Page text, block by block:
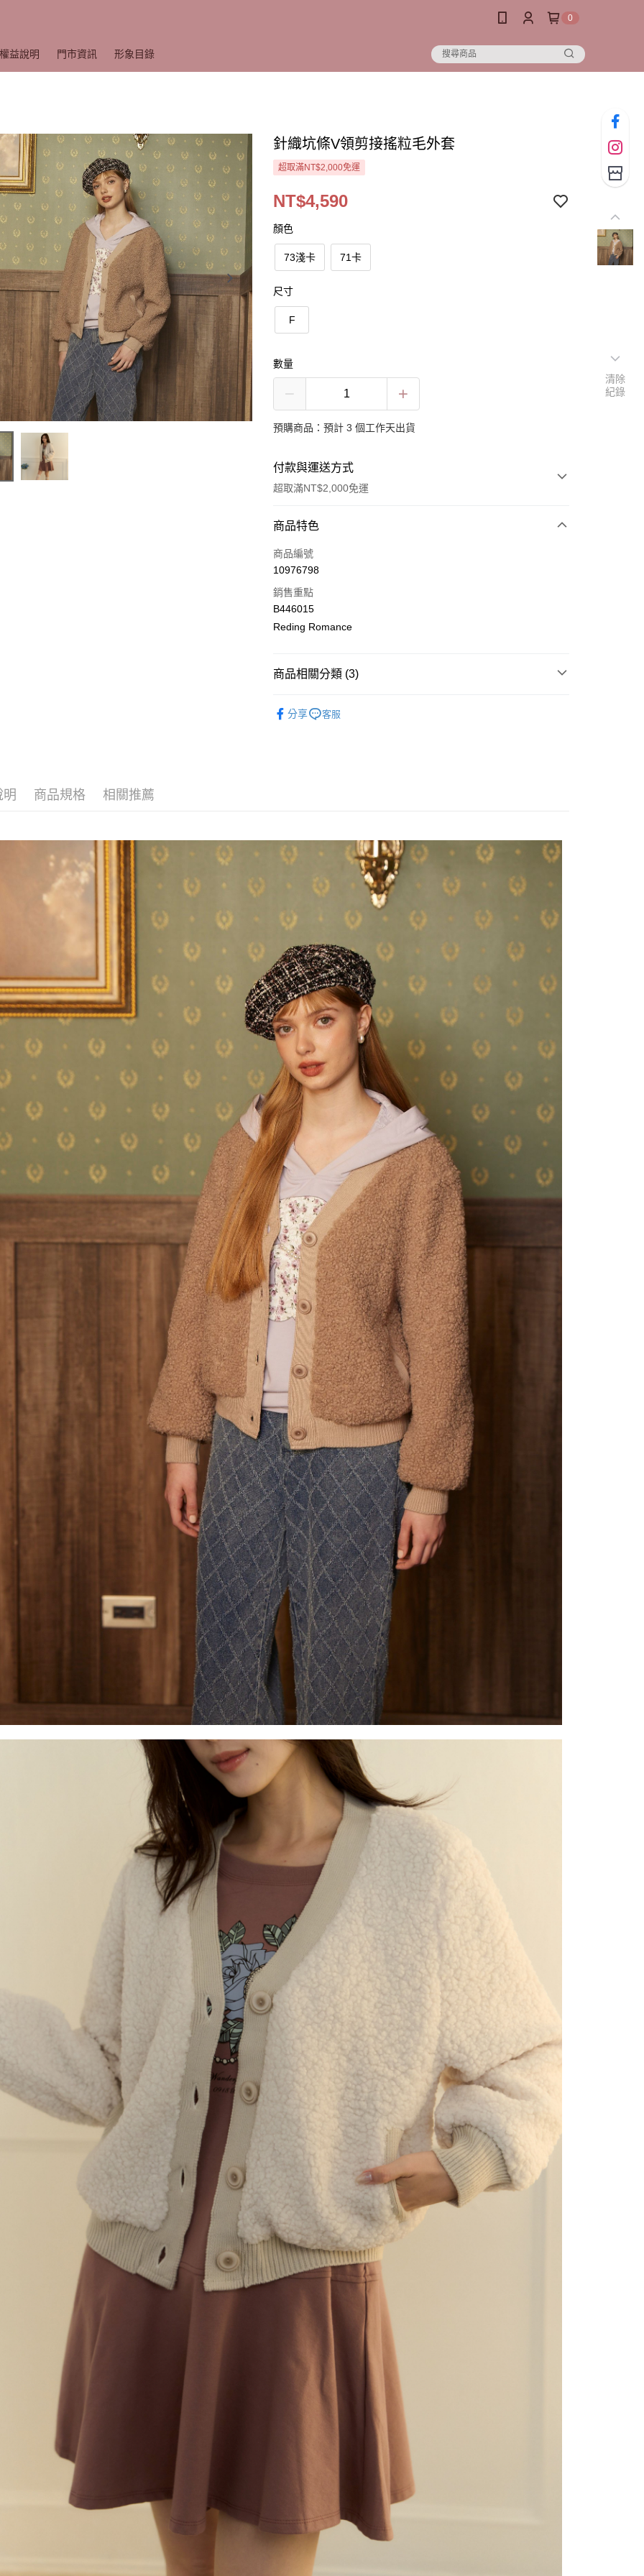
0
益說明 門市資訊 形象目錄
針織坑條V領剪接搖粒毛外套
超取滿NT$2,000免運
NT$4,590
顏色
73淺卡 71卡
尺寸
F
數量
預購商品：預計 3 個工作天出貨
付款與運送方式
超取滿NT$2,000免運
付款方式
信用卡一次付款
Apple Pay
街口支付
付款後7-11取貨
每筆NT$80，滿NT$2,000(含以上)免運費
每筆NT$80，滿NT$2,000(含以上)免運費
每筆NT$100，滿NT$2,000(含以上)免運費
商品特色
商品編號
10976798
銷售重點
B446015
Reding Romance
商品相關分類 (3)
分享 客服
明 商品規格 相關推薦
清除
紀錄